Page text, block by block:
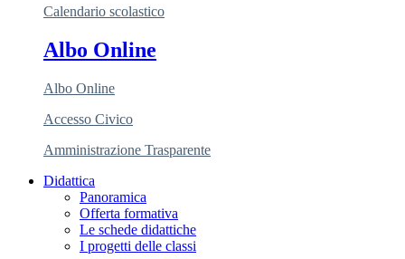
Calendario scolastico
Albo Online
Albo Online
Accesso Civico
Amministrazione Trasparente
Didattica
Panoramica
Offerta formativa
Le schede didattiche
I progetti delle classi